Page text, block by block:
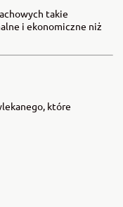
takie
i ekonomiczne niż
które